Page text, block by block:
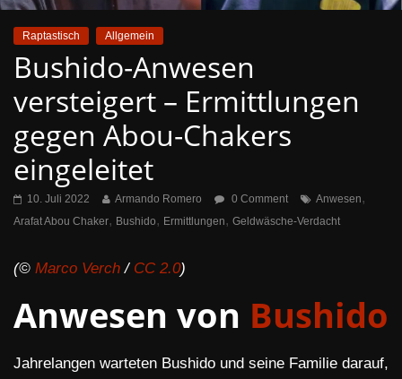
Raptastisch Allgemein
Bushido-Anwesen
versteigert – Ermittlungen
gegen Abou-Chakers
eingeleitet
10. Juli 2022 Armando Romero 0 Comment Anwesen,
Arafat Abou Chaker, Bushido, Ermittlungen, Geldwäsche-Verdacht
(© Marco Verch / CC 2.0)
Anwesen von Bushido
Jahrelangen warteten Bushido und seine Familie darauf,